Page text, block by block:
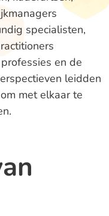
specialisten,
en de
leidden
met elkaar te